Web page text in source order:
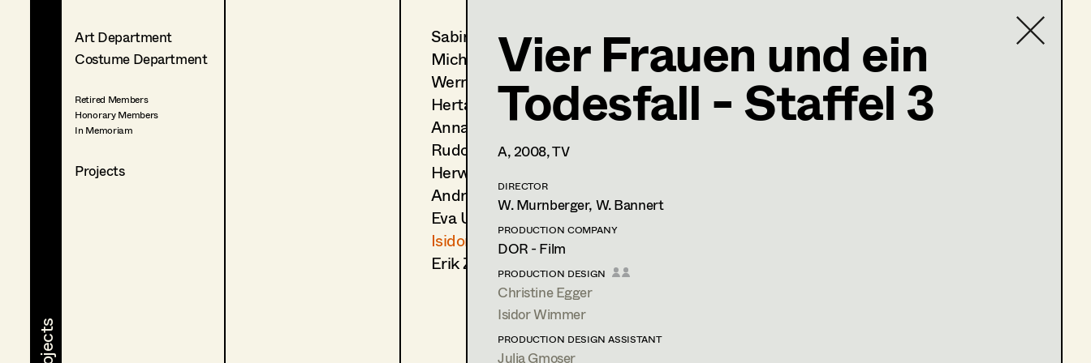
Art Department
Costume Department
Retired Members
Honorary Members
In Memoriam
Projects
Sabine Koechert
Michaela Kovacs
Werner Otto
Herta Pischinger-Hareiter
Anna Reschl
Rudolf Schneider-Manns-Au
Herwig Schretter
Andreas Sobotka
Eva Ulmer-Janes
Isidor Wimmer
Erik Zenzius
Isidor Wimmer
In Memoriam
PROFILE
PRODUCTION DESIGN
2016 Die Hölle
S. Ruzowitzky, Cinema
2016 Endabrechnung
U. Dag, TV
2015 Tatort - Sternschnuppe
M. Riebl, TV
2015 Die Kinder der Villa Emma
Vier Frauen und ein
Todesfall - Staffel 3
A,2008, TV
DIRECTOR
W. Murnberger, W. Bannert
PRODUCTION COMPANY
DOR - Film
PRODUCTION DESIGN
Christine Egger
Isidor Wimmer
PRODUCTION DESIGN ASSISTANT
Julia Gmoser